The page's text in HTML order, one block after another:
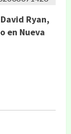
Ryan,
en Nueva